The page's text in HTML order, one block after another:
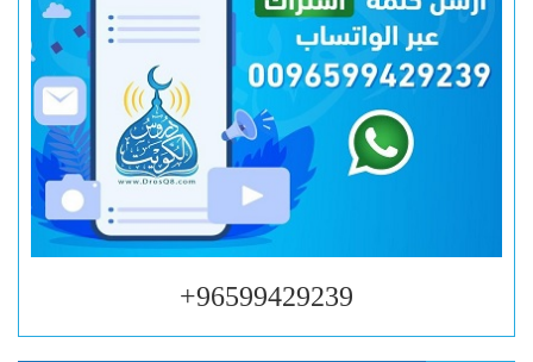
96599429239+